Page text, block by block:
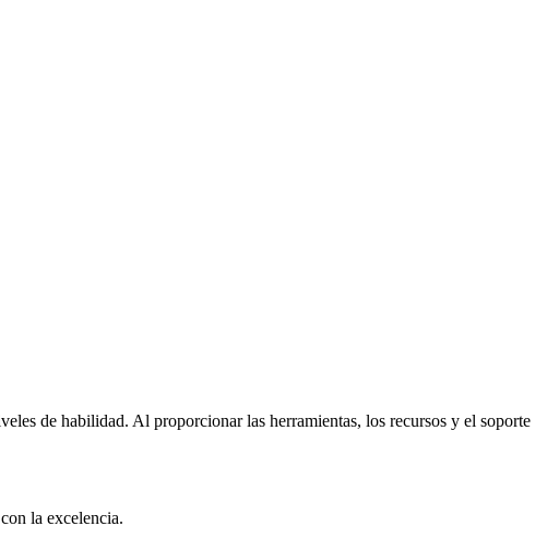
de habilidad. Al proporcionar las herramientas, los recursos y el soporte
la excelencia.